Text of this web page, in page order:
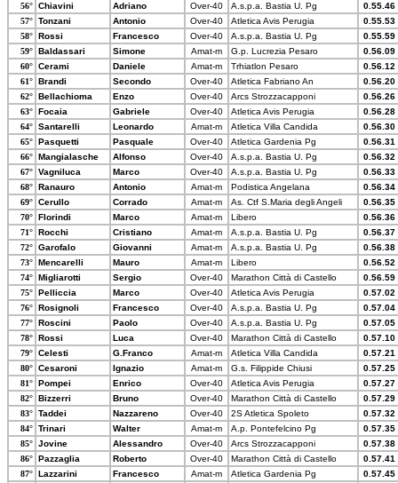
56° Chiavini Adriano Over-40 A.s.p.a. Bastia U. Pg
0.55.46
57° Tonzani Antonio Over-40 Atletica Avis Perugia
0.55.53
58° Rossi Francesco Over-40 A.s.p.a. Bastia U. Pg
0.55.59
59° Baldassari Simone Amat-m G.p. Lucrezia Pesaro
0.56.09
60° Cerami Daniele Amat-m Trhiatlon Pesaro
0.56.12
61° Brandi Secondo Over-40 Atletica Fabriano An
0.56.20
62° Bellachioma Enzo Over-40 Arcs Strozzacapponi
0.56.26
63° Focaia Gabriele Over-40 Atletica Avis Perugia
0.56.28
64° Santarelli Leonardo Amat-m Atletica Villa Candida
0.56.30
65° Pasquetti Pasquale Over-40 Atletica Gardenia Pg
0.56.31
66° Mangialasche Alfonso Over-40 A.s.p.a. Bastia U. Pg
0.56.32
67° Vagniluca Marco Over-40 A.s.p.a. Bastia U. Pg
0.56.33
68° Ranauro Antonio Amat-m Podistica Angelana
0.56.34
69° Cerullo Corrado Amat-m As. Ctf S.Maria degli Angeli
0.56.35
70° Florindi Marco Amat-m Libero
0.56.36
71° Rocchi Cristiano Amat-m A.s.p.a. Bastia U. Pg
0.56.37
72° Garofalo Giovanni Amat-m A.s.p.a. Bastia U. Pg
0.56.38
73° Mencarelli Mauro Amat-m Libero
0.56.52
74° Migliarotti Sergio Over-40 Marathon Città di Castello
0.56.59
75° Pelliccia Marco Over-40 Atletica Avis Perugia
0.57.02
76° Rosignoli Francesco Over-40 A.s.p.a. Bastia U. Pg
0.57.04
77° Roscini Paolo Over-40 A.s.p.a. Bastia U. Pg
0.57.05
78° Rossi Luca Over-40 Marathon Città di Castello
0.57.10
79° Celesti G.Franco Amat-m Atletica Villa Candida
0.57.21
80° Cesaroni Ignazio Amat-m G.s. Filippide Chiusi
0.57.25
81° Pompei Enrico Over-40 Atletica Avis Perugia
0.57.27
82° Bizzerri Bruno Over-40 Marathon Città di Castello
0.57.29
83° Taddei Nazzareno Over-40 2S Atletica Spoleto
0.57.32
84° Trinari Walter Amat-m A.p. Pontefelcino Pg
0.57.35
85° Jovine Alessandro Over-40 Arcs Strozzacapponi
0.57.38
86° Pazzaglia Roberto Over-40 Marathon Città di Castello
0.57.41
87° Lazzarini Francesco Amat-m Atletica Gardenia Pg
0.57.45